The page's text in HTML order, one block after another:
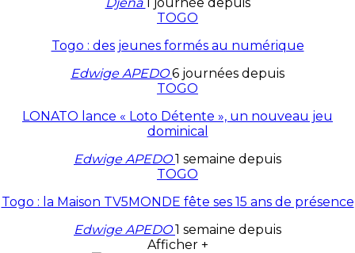
TOGO
Togo : des jeunes formés au numérique
Edwige APEDO6 journées depuis
TOGO
LONATO lance « Loto Détente », un nouveau jeu
dominical
Edwige APEDO1 semaine depuis
TOGO
Togo : la Maison TV5MONDE fête ses 15 ans de présence
Edwige APEDO1 semaine depuis
Afficher +